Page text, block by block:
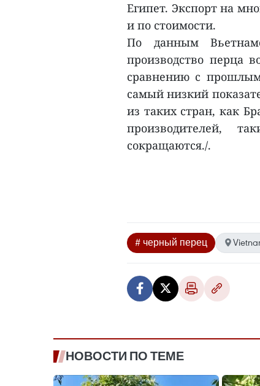
Египет. Экспорт на
и по стоимости.
По данным
производство перца
сравнению с
самый низкий
из таких стран, как
производителей,
сокращаются./.
# черный перец
НОВОСТИ ПО ТЕМЕ